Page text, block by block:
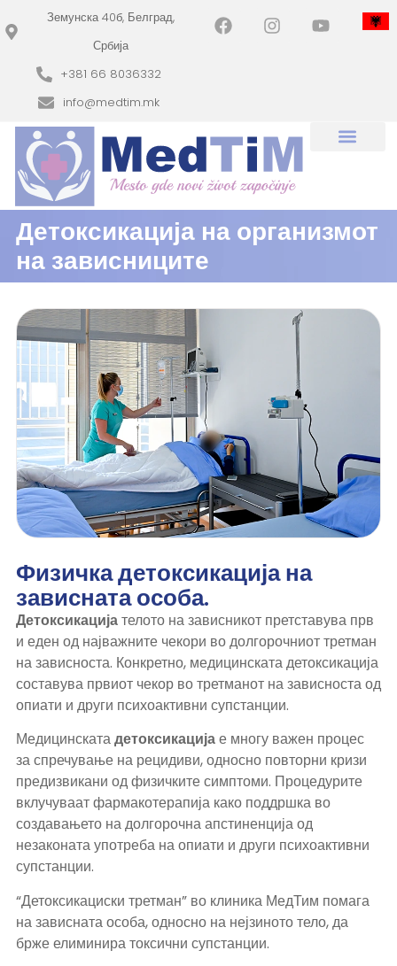
Земунска 40б, Белград,
Србија
+381 66 8036332
info@medtim.mk
Детоксикација на организмот
на зависниците
Физичка детоксикација на
зависната особа.
Детоксикацијателото на зависникот претставува прв
и еден од најважните чекори во долгорочниот третман
на зависноста. Конкретно, медицинската детоксикација
составува првиот чекор во третманот на зависноста од
опиати и други психоактивни супстанции.
Медицинскатадетоксикацијае многу важен процес
за спречување на рецидиви, односно повторни кризи
предизвикани од физичките симптоми. Процедурите
вклучуваат фармакотерапија како поддршка во
создавањето на долгорочна апстиненција од
незаконата употреба на опиати и други психоактивни
супстанции.
“Детоксикациски третман” во клиника МедТим помага
на зависната особа, односно на нејзиното тело, да
брже елиминира токсични супстанции.